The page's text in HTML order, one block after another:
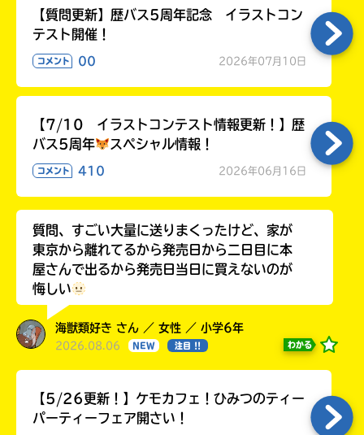
【質問更新】歴バス5周年記念 イラストコン
テスト開催！
コメント 00 2026年07月10日
【7/10 イラストコンテスト情報更新！】歴
バス5周年
スペシャル情報！
コメント 410 2026年06月16日
質問、すごい大量に送りまくったけど、家が
東京から離れてるから発売日から二日目に本
屋さんで出るから発売日当日に買えないのが
悔しい
海獣類好き さん ／ 女性 ／ 小学6年
2026.08.06 NEW 注目 !! わかる
【5/26更新！】ケモカフェ！ひみつのティー
パーティーフェア開さい！